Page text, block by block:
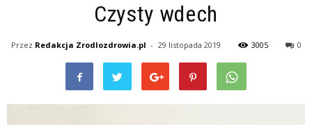
Czysty wdech
Przez Redakcja Zrodlozdrowia.pl - 29 listopada 2019 3005 0